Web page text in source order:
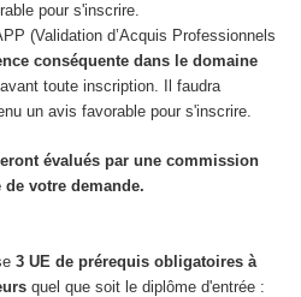
pour s'inscrire.
(Validation d’Acquis Professionnels
conséquente dans le domaine
toute inscription. Il faudra
un avis favorable pour s'inscrire.
évalués par une commission
votre demande.
3 UE de prérequis obligatoires à
quel que soit le diplôme d'entrée :